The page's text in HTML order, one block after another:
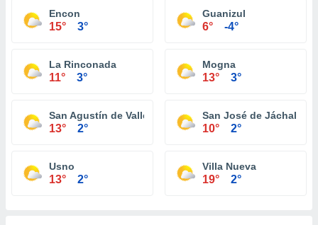
Encon
15° 3°
Guanizul
6° -4°
La Rinconada
11° 3°
Mogna
13° 3°
San Agustín de Valle Fertíl
13° 2°
San José de Jáchal
10° 2°
Usno
13° 2°
Villa Nueva
19° 2°